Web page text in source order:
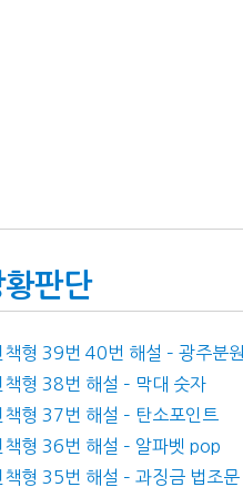
판단
형 39번 40번 해설 – 광주분
형 38번 해설 – 막대 숫자
형 37번 해설 – 탄소포인트
형 36번 해설 – 알파벳 pop
형 35번 해설 – 과징금 법조문